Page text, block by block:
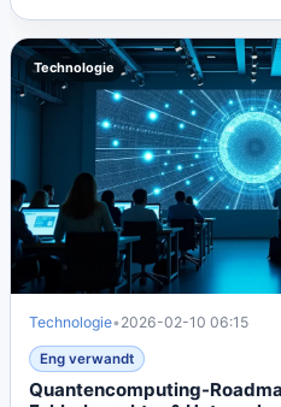
Technologie
Technologie• 2026-02-10 06:15
Eng verwandt
Quantencomputing-